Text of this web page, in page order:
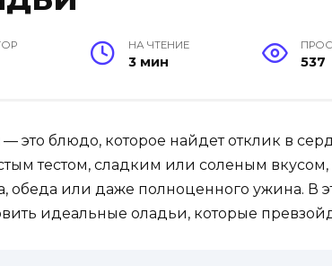
НА ЧТЕНИЕ
3 мин 537
это блюдо, которое найдет отклик в
тестом, сладким или соленым
обеда или даже полноценного ужина. В
идеальные оладьи, которые